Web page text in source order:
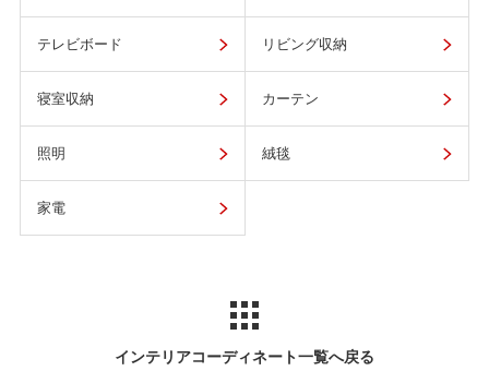
テレビボード リビング収納
寝室収納 カーテン
照明 絨毯
家電
インテリアコーディネート一覧へ戻る